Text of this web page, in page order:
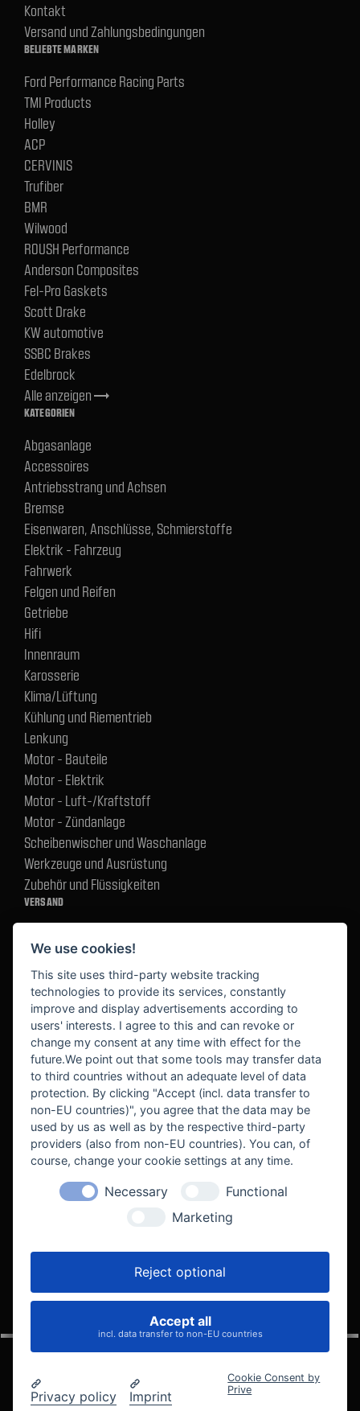
Kontakt
Versand und Zahlungsbedingungen
BELIEBTE MARKEN
Ford Performance Racing Parts
TMI Products
Holley
ACP
CERVINIS
Trufiber
BMR
Wilwood
ROUSH Performance
Anderson Composites
Fel-Pro Gaskets
Scott Drake
KW automotive
SSBC Brakes
Edelbrock
Alle anzeigentrending_flat
KATEGORIEN
Abgasanlage
Accessoires
Antriebsstrang und Achsen
Bremse
Eisenwaren, Anschlüsse, Schmierstoffe
Elektrik - Fahrzeug
Fahrwerk
Felgen und Reifen
Getriebe
Hifi
Innenraum
Karosserie
Klima/Lüftung
Kühlung und Riementrieb
Lenkung
Motor - Bauteile
Motor - Elektrik
Motor - Luft-/Kraftstoff
Motor - Zündanlage
Scheibenwischer und Waschanlage
Werkzeuge und Ausrüstung
Zubehör und Flüssigkeiten
VERSAND
BEKANNT AUS
VELOCITY AUTOMOTIVE
© 2005 - 2026 Velocity Automotive
We use cookies!
This site uses third-party website tracking
technologies to provide its services, constantly
improve and display advertisements according to
users' interests. I agree to this and can revoke or
change my consent at any time with effect for the
future.We point out that some tools may transfer data
to third countries without an adequate level of data
protection. By clicking "Accept (incl. data transfer to
non-EU countries)", you agree that the data may be
used by us as well as by the respective third-party
providers (also from non-EU countries). You can, of
course, change your cookie settings at any time.
Necessary
Functional
Marketing
Reject optional
Accept all
incl. data transfer to non-EU countries
Privacy policy Imprint
Cookie Consent by
Prive